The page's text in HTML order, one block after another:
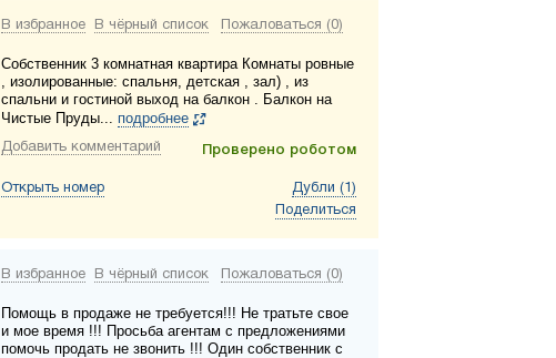
В избранное В чёрный список Пожаловаться (0)
Собственник 3 комнатная квартира Комнаты ровные
, изолированные: спальня, детская , зал) , из
спальни и гостиной выход на балкон . Балкон на
Чистые Пруды... подробнее
Проверено роботом
Добавить комментарий
Открыть номер
Дубли (1)
Поделиться
В избранное В чёрный список Пожаловаться (0)
Помощь в продаже не требуется!!! Не тратьте свое
и мое время !!! Просьба агентам с предложениями
помочь продать не звонить !!! Один собственник с